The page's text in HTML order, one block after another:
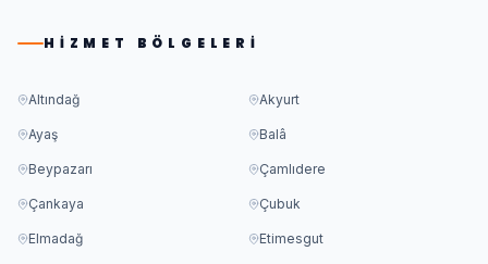
HIZMET BÖLGELERI
Altındağ Akyurt
Ayaş Balâ
Beypazarı Çamlıdere
Çankaya Çubuk
Elmadağ Etimesgut